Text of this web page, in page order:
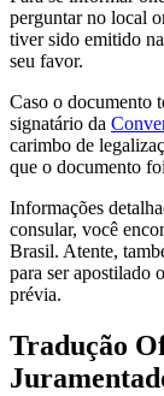
perguntar no local
tiver sido emitido
seu favor.
Caso o documento
signatário da
carimbo de
que o documento
Informações
consular, você
Brasil. Atente,
para ser apostilado
prévia.
Tradução